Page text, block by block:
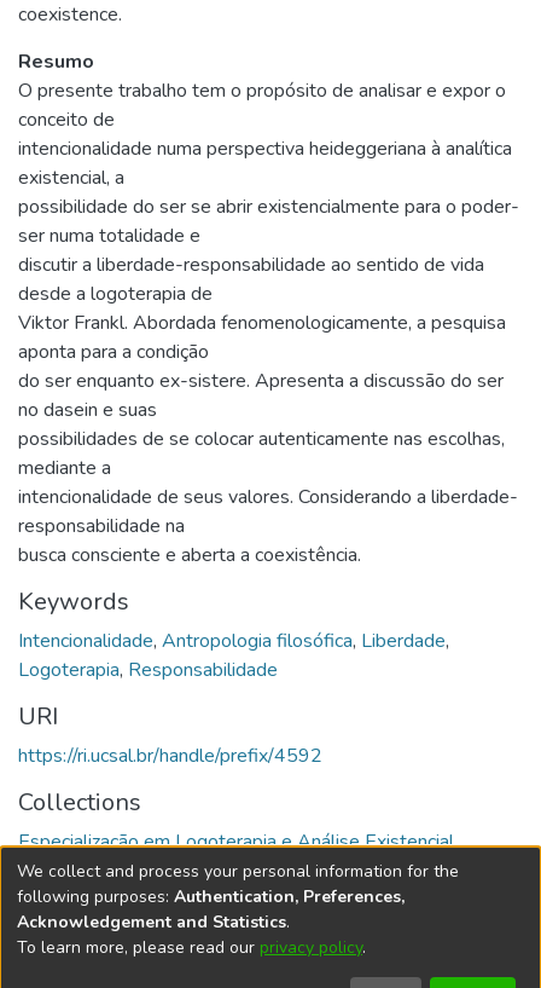
coexistence.
Resumo
O presente trabalho tem o propósito de analisar e expor o
conceito de
intencionalidade numa perspectiva heideggeriana à analítica
existencial, a
possibilidade do ser se abrir existencialmente para o poder-
ser numa totalidade e
discutir a liberdade-responsabilidade ao sentido de vida
desde a logoterapia de
Viktor Frankl. Abordada fenomenologicamente, a pesquisa
aponta para a condição
do ser enquanto ex-sistere. Apresenta a discussão do ser
no dasein e suas
possibilidades de se colocar autenticamente nas escolhas,
mediante a
intencionalidade de seus valores. Considerando a liberdade-
responsabilidade na
busca consciente e aberta a coexistência.
Keywords
Intencionalidade, Antropologia filosófica, Liberdade,
Logoterapia, Responsabilidade
URI
https://ri.ucsal.br/handle/prefix/4592
Collections
Especialização em Logoterapia e Análise Existencial
Full item page
DSpace softwarecopyright © 2002-2026
We collect and process your personal information for the
following purposes: Authentication, Preferences,
Acknowledgement and Statistics.
To learn more, please read our privacy policy.